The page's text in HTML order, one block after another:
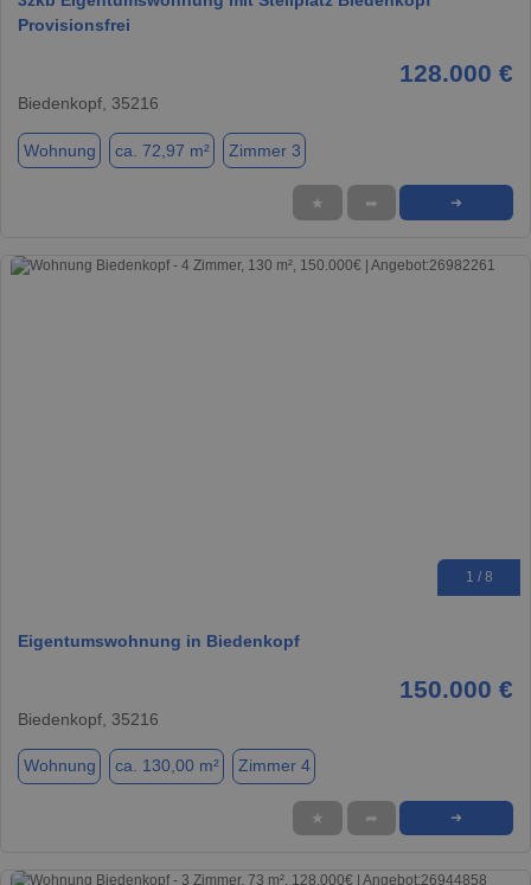
Provisionsfrei
128.000 €
Biedenkopf, 35216
Wohnung ca. 72,97 m² Zimmer 3
★ ➦ ➜
1 / 8
Eigentumswohnung in Biedenkopf
150.000 €
Biedenkopf, 35216
Wohnung ca. 130,00 m² Zimmer 4
★ ➦ ➜